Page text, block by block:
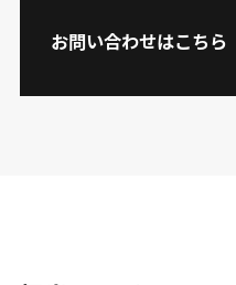
お問い合わせはこちら